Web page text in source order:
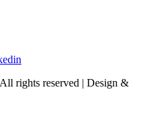
rights reserved | Design &